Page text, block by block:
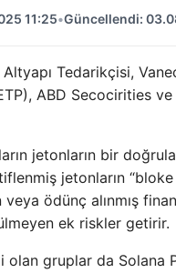
11:25•Güncellendi:
Tedarikçisi,
ABD Secocirities
jetonların bir
jetonların
ödünç alınmış
ek riskler getirir.
olan gruplar da Solana